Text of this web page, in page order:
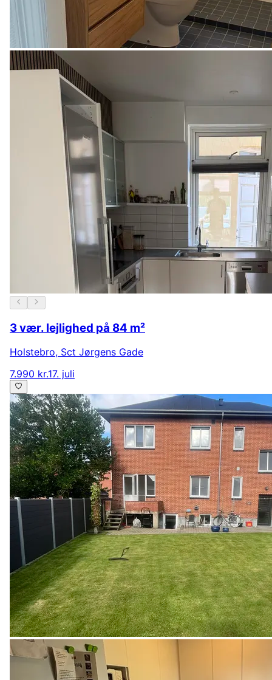
3 vær. lejlighed på 84 m²
Holstebro, Sct Jørgens Gade
7.990 kr.17. juli